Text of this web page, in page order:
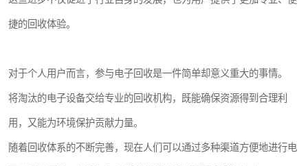
捷的回收体验。
对于个人用户而言，参与电子回收是一件简单却意义重大的事情。
将淘汰的电子设备交给专业的回收机构，既能确保资源得到合理利
用，又能为环境保护贡献力量。
随着回收体系的不断完善，现在人们可以通过多种渠道方便地进行电